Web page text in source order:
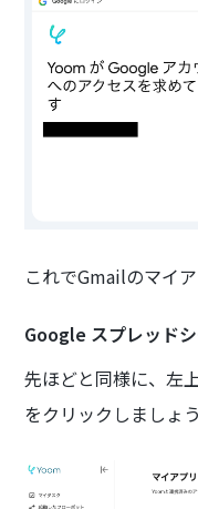
これでGmailのマイ
Google スプレッド
先ほどと同様に、左
をクリックしましょう